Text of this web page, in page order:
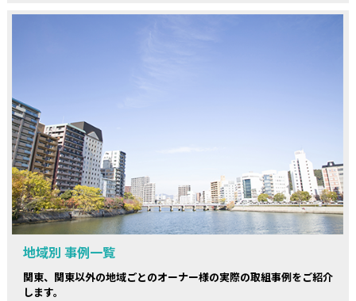
地域別 事例一覧
関東、関東以外の地域ごとのオーナー様の実際の取組事例をご紹介
します。